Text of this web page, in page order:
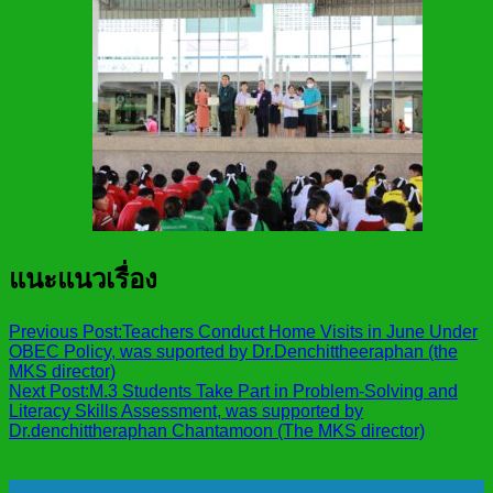
แนะแนวเรื่อง
Previous Post:Teachers Conduct Home Visits in June Under
OBEC Policy, was suported by Dr.Denchittheeraphan (the
MKS director)
Next Post:M.3 Students Take Part in Problem-Solving and
Literacy Skills Assessment, was supported by
Dr.denchittheraphan Chantamoon (The MKS director)